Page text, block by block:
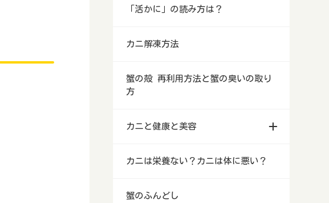
「活かに」の読み方は？
カニ解凍方法
蟹の殻 再利用方法と蟹の臭いの取り
方
カニと健康と美容
カニは栄養ない？カニは体に悪い？
蟹のふんどし